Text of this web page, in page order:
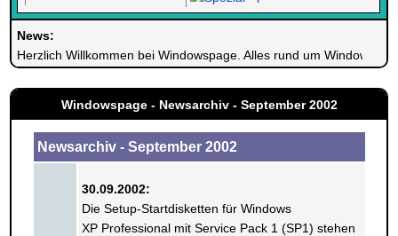
News:
Herzlich Willkommen bei Windowspage. Alles rund um Windows.
Windowspage - Newsarchiv - September 2002
Newsarchiv - September 2002
30.09.2002:
Die Setup-Startdisketten für Windows
XP Professional mit Service Pack 1 (SP1) stehen